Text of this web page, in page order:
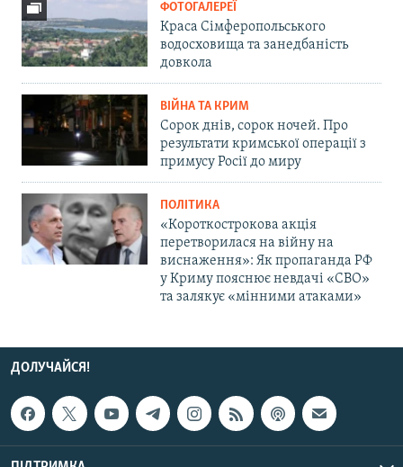
ФОТОГАЛЕРЕЇ
Краса Сімферопольського
водосховища та занедбаність
довкола
ВІЙНА ТА КРИМ
Сорок днів, сорок ночей. Про
результати кримської операції з
примусу Росії до миру
ПОЛІТИКА
«Короткострокова акція
перетворилася на війну на
виснаження»: Як пропаганда РФ
у Криму пояснює невдачі «СВО»
та залякує «мінними атаками»
ДОЛУЧАЙСЯ!